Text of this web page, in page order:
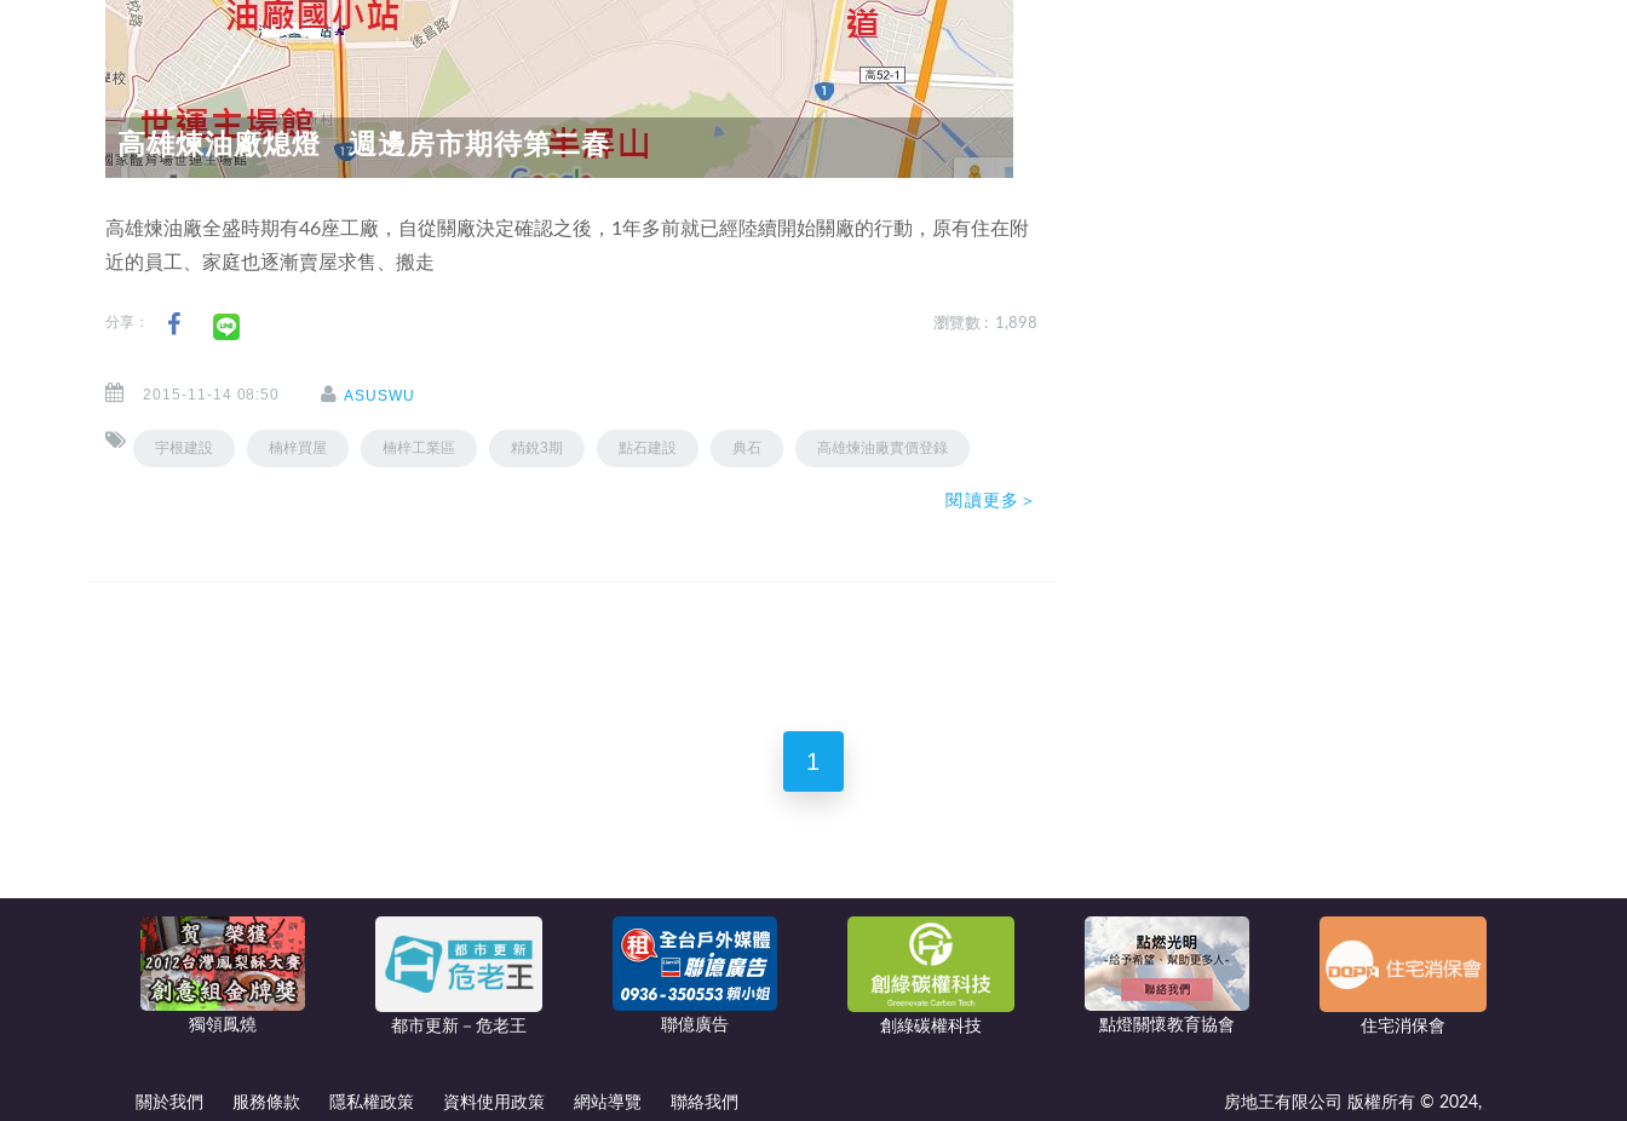
高雄煉油廠熄燈 週邊房市期待第二春
高雄煉油廠全盛時期有46座工廠，自從關廠決定確認之後，1年多前就已經陸續開始關廠的行動，原有住在附
近的員工、家庭也逐漸賣屋求售、搬走
分享： 瀏覽數 : 1,898
2015-11-14 08:50 ASUSWU
宇根建設 楠梓買屋 楠梓工業區 精銳3期 點石建設 典石 高雄煉油廠實價登錄
閱讀更多＞
1
獨領鳳燒 都市更新－危老王 聯億廣告 創綠碳權科技 點燈關懷教育協會 住宅消保會
關於我們 服務條款 隱私權政策 資料使用政策 網站導覽 聯絡我們 房地王有限公司 版權所有 © 2024,